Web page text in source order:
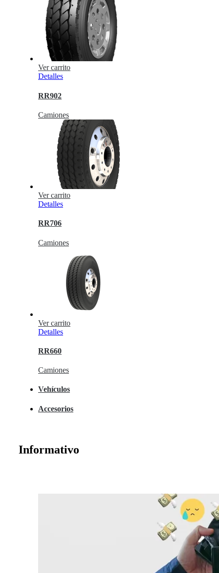
Ver carrito
Detalles
RR902
Camiones
Ver carrito
Detalles
RR706
Camiones
Ver carrito
Detalles
RR660
Camiones
Vehículos
Accesorios
Informativo